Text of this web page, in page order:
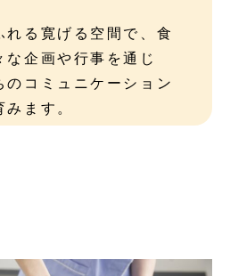
れる寛げる空間で、食
な企画や行事を通じ
のコミュニケーション
ます。